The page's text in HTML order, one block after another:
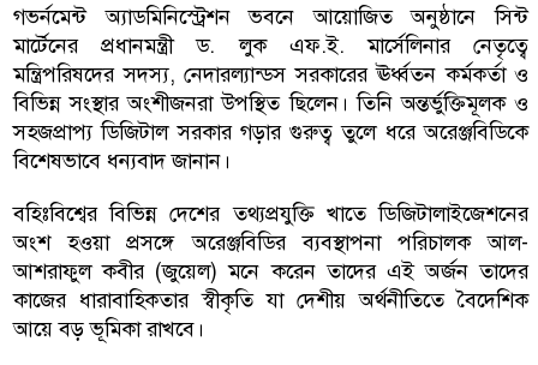
গভর্নমেন্ট অ্যাডমিনিস্ট্রেশন ভবনে আয়োজিত অনুষ্ঠানে সিন্ট
মার্টেনের প্রধানমন্ত্রী ড. লুক এফ.ই. মার্সেলিনার নেতৃত্বে
মন্ত্রিপরিষদের সদস্য, নেদারল্যান্ডস সরকারের ঊর্ধ্বতন কর্মকর্তা ও
বিভিন্ন সংস্থার অংশীজনরা উপস্থিত ছিলেন। তিনি অন্তর্ভুক্তিমূলক ও
সহজপ্রাপ্য ডিজিটাল সরকার গড়ার গুরুত্ব তুলে ধরে অরেঞ্জবিডিকে
বিশেষভাবে ধন্যবাদ জানান।
বহিঃবিশ্বের বিভিন্ন দেশের তথ্যপ্রযুক্তি খাতে ডিজিটালাইজেশনের
অংশ হওয়া প্রসঙ্গে অরেঞ্জবিডির ব্যবস্থাপনা পরিচালক আল-
আশরাফুল কবীর (জুয়েল) মনে করেন তাদের এই অর্জন তাদের
কাজের ধারাবাহিকতার স্বীকৃতি যা দেশীয় অর্থনীতিতে বৈদেশিক
আয়ে বড় ভূমিকা রাখবে।